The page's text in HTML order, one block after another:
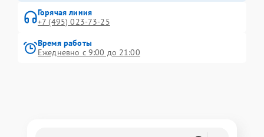
Горячая линия
+7 (495) 023-73-25
Время работы
Ежедневно с 9:00 до 21:00